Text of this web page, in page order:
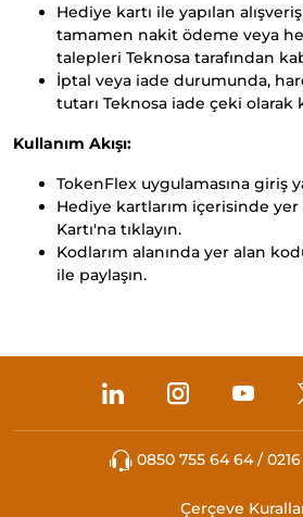
Hediye kartı ile yapılan
tamamen nakit ödeme veya
talepleri Teknosa tarafından
İptal veya iade durumunda,
tutarı Teknosa iade çeki olarak
Kullanım Akışı:
TokenFlex uygulamasına giriş
Hediye kartlarım içerisinde yer
Kartı'na tıklayın.
Kodlarım alanında yer alan
ile paylaşın.
0850 755 64 64 /
Çerçeve